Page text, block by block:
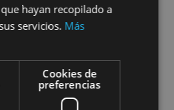
hayan recopilado a
servicios. Más
Cookies de
preferencias